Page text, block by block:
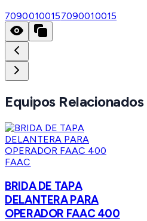
70900100157090010015
Equipos Relacionados
FAAC
BRIDA DE TAPA
DELANTERA PARA
OPERADOR FAAC 400